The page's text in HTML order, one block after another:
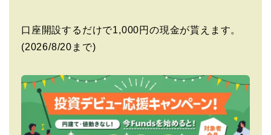
口座開設するだけで1,000円の現金が貰えます。
(2026/8/20まで)